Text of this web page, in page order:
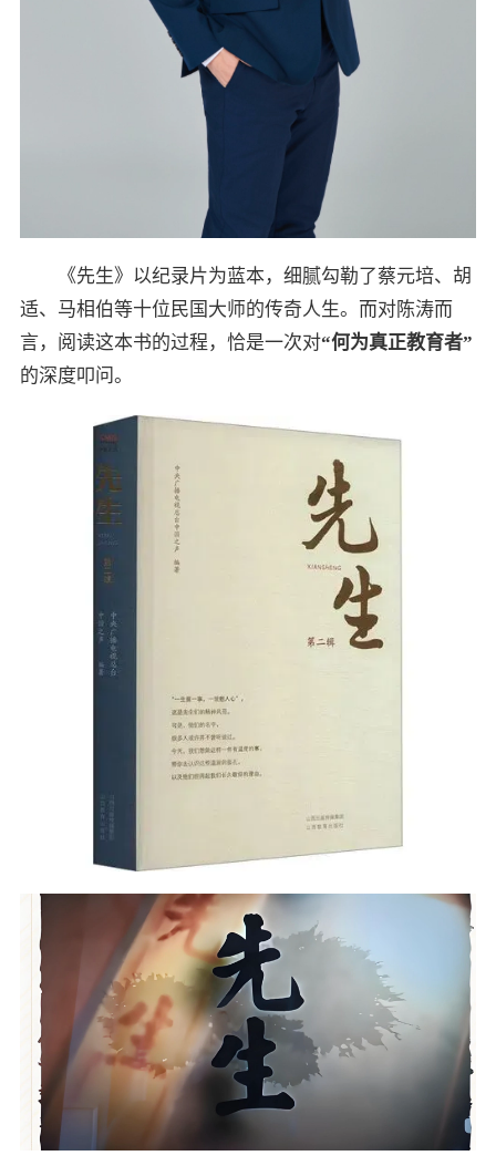
《先生》以纪录片为蓝本，细腻勾勒了蔡元培、胡
适、马相伯等十位民国大师的传奇人生。而对陈涛而
言，阅读这本书的过程，恰是一次对“何为真正教育者”
的深度叩问。